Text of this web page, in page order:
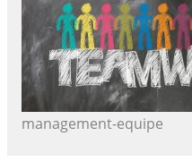
management-equipe